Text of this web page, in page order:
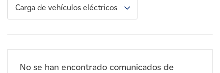
Contacte con
Carga de vehículos eléctricos
No se han encontrado comunicados de